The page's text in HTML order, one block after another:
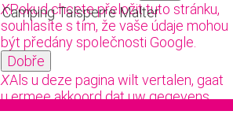
XPokud chcete přeložit tuto stránku,
souhlasíte s tím, že vaše údaje mohou
být předány společnosti Google.
Dobře
XAls u deze pagina wilt vertalen, gaat
u ermee akkoord dat uw gegevens
naar Google kunnen worden